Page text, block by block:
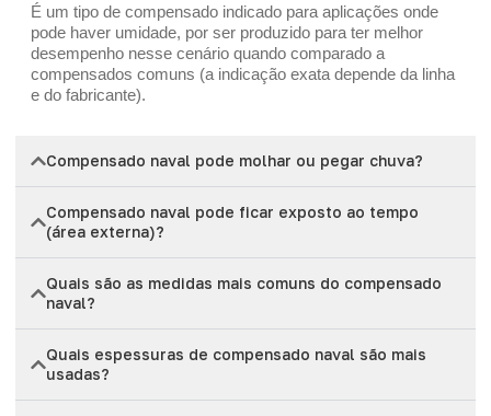
É um tipo de compensado indicado para aplicações onde
pode haver umidade, por ser produzido para ter melhor
desempenho nesse cenário quando comparado a
compensados comuns (a indicação exata depende da linha
e do fabricante).
Compensado naval pode molhar ou pegar chuva?
Compensado naval pode ficar exposto ao tempo
(área externa)?
Quais são as medidas mais comuns do compensado
naval?
Quais espessuras de compensado naval são mais
usadas?